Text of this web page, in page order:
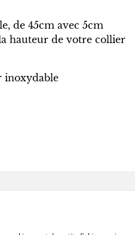
de 45cm avec 5cm
hauteur de votre collier
inoxydable